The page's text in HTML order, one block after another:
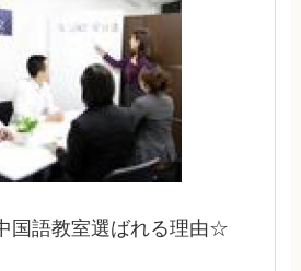
語教室選ばれる理由☆